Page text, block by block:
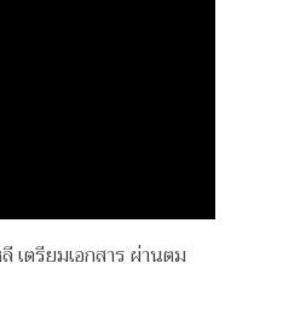
เตรียมเอกสาร ผ่านตม